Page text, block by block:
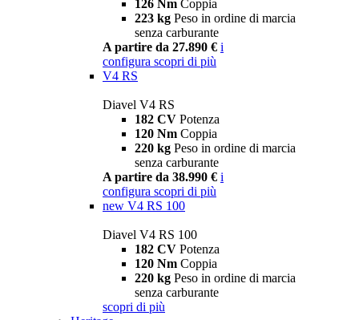
126 Nm Coppia
223 kg Peso in ordine di marcia
senza carburante
A partire da 27.890 € i
configura scopri di più
V4 RS
Diavel V4 RS
182 CV Potenza
120 Nm Coppia
220 kg Peso in ordine di marcia
senza carburante
A partire da 38.990 € i
configura scopri di più
new V4 RS 100
Diavel V4 RS 100
182 CV Potenza
120 Nm Coppia
220 kg Peso in ordine di marcia
senza carburante
scopri di più